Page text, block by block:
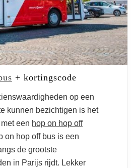
+ kortingscode
op een
kunnen bezichtigen is het
een hop on hop off
on hop off bus is een
de grootste
in Parijs rijdt. Lekker